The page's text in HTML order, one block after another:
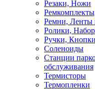
Резаки, Ножи
Ремни, Ленты
Ролики,
Ручки,
Соленоиды
Станции
обслуживания
Термисторы
Термопленки